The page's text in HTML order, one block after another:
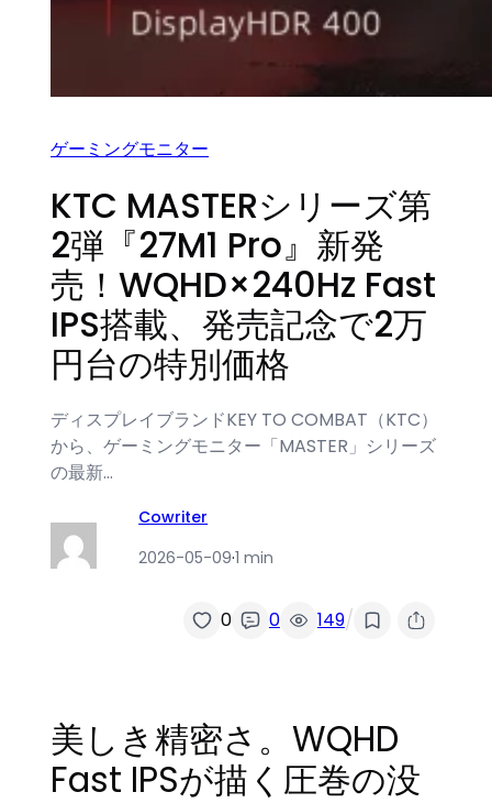
ゲーミングモニター
KTC MASTERシリーズ第
2弾『27M1 Pro』新発
売！WQHD×240Hz Fast
IPS搭載、発売記念で2万
円台の特別価格
ディスプレイブランドKEY TO COMBAT（KTC）
から、ゲーミングモニター「MASTER」シリーズ
の最新…
Cowriter
2026-05-09·1 min
0 0 149/
美しき精密さ。WQHD
Fast IPSが描く圧巻の没